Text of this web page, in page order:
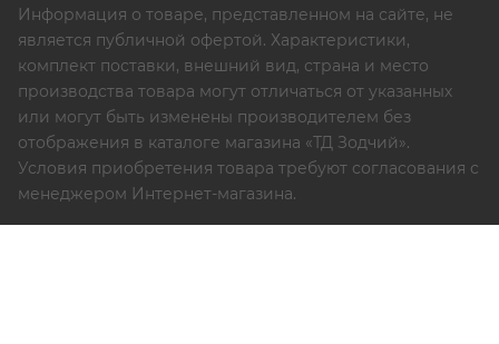
Информация о товаре, представленном на сайте, не
является публичной офертой. Характеристики,
комплект поставки, внешний вид, страна и место
производства товара могут отличаться от указанных
или могут быть изменены производителем без
отображения в каталоге магазина «ТД Зодчий».
Условия приобретения товара требуют согласования с
менеджером Интернет-магазина.